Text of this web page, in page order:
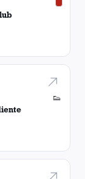
👟